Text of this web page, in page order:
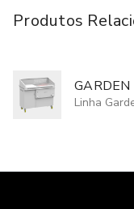
Produtos
Linha